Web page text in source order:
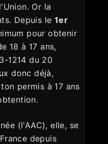
Or la
Depuis le 1er
pour obtenir
18 à 17 ans,
1214 du 20
donc déjà,
permis à 17 ans
(l'AAC), elle, se
depuis